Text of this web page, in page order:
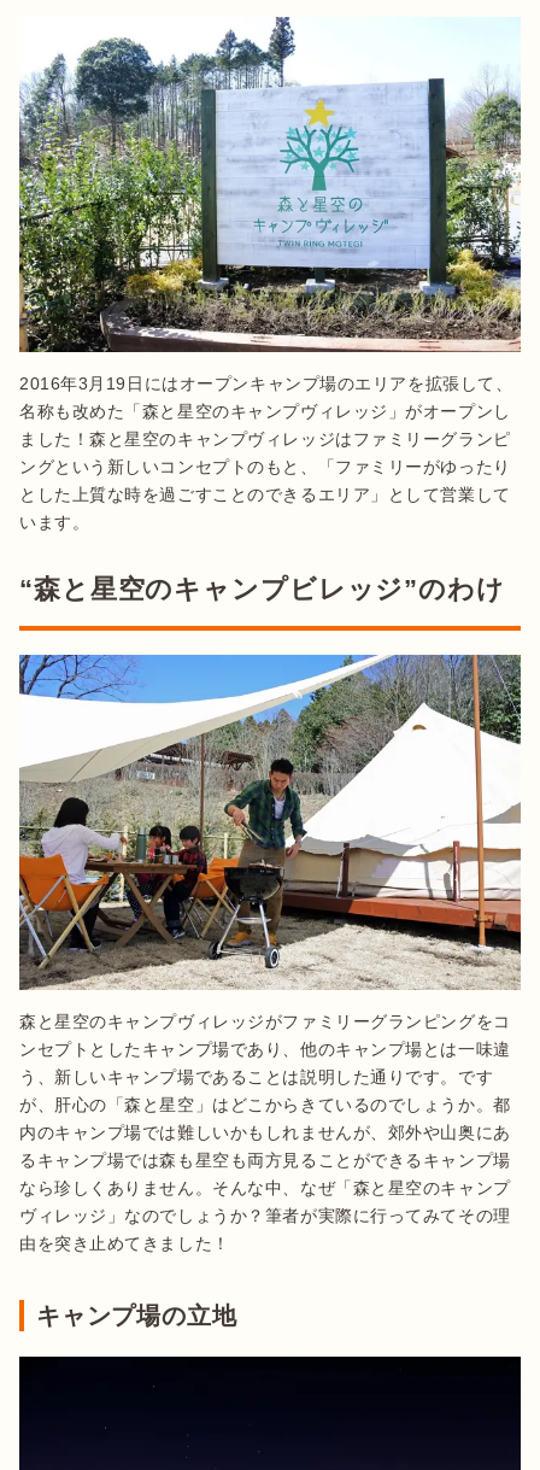
2016年3月19日にはオープンキャンプ場のエリアを拡張して、
名称も改めた「森と星空のキャンプヴィレッジ」がオープンし
ました！森と星空のキャンプヴィレッジはファミリーグランピ
ングという新しいコンセプトのもと、「ファミリーがゆったり
とした上質な時を過ごすことのできるエリア」として営業して
います。
“森と星空のキャンプビレッジ”のわけ
森と星空のキャンプヴィレッジがファミリーグランピングをコ
ンセプトとしたキャンプ場であり、他のキャンプ場とは一味違
う、新しいキャンプ場であることは説明した通りです。です
が、肝心の「森と星空」はどこからきているのでしょうか。都
内のキャンプ場では難しいかもしれませんが、郊外や山奥にあ
るキャンプ場では森も星空も両方見ることができるキャンプ場
なら珍しくありません。そんな中、なぜ「森と星空のキャンプ
ヴィレッジ」なのでしょうか？筆者が実際に行ってみてその理
由を突き止めてきました！
キャンプ場の立地